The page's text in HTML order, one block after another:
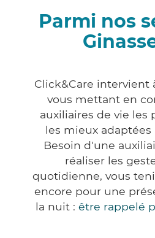
Parmi nos
Click&Care intervient
vous mettant en
auxiliaires de vie les
les mieux adaptées
Besoin d'une
réaliser les
quotidienne, vous
encore pour une
la nuit : être rappelé